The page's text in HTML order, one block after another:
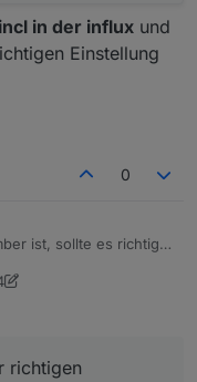
incl in der influx und
Einstellung
0
ist, sollte es richtig
falsch eingetragen
richtigen